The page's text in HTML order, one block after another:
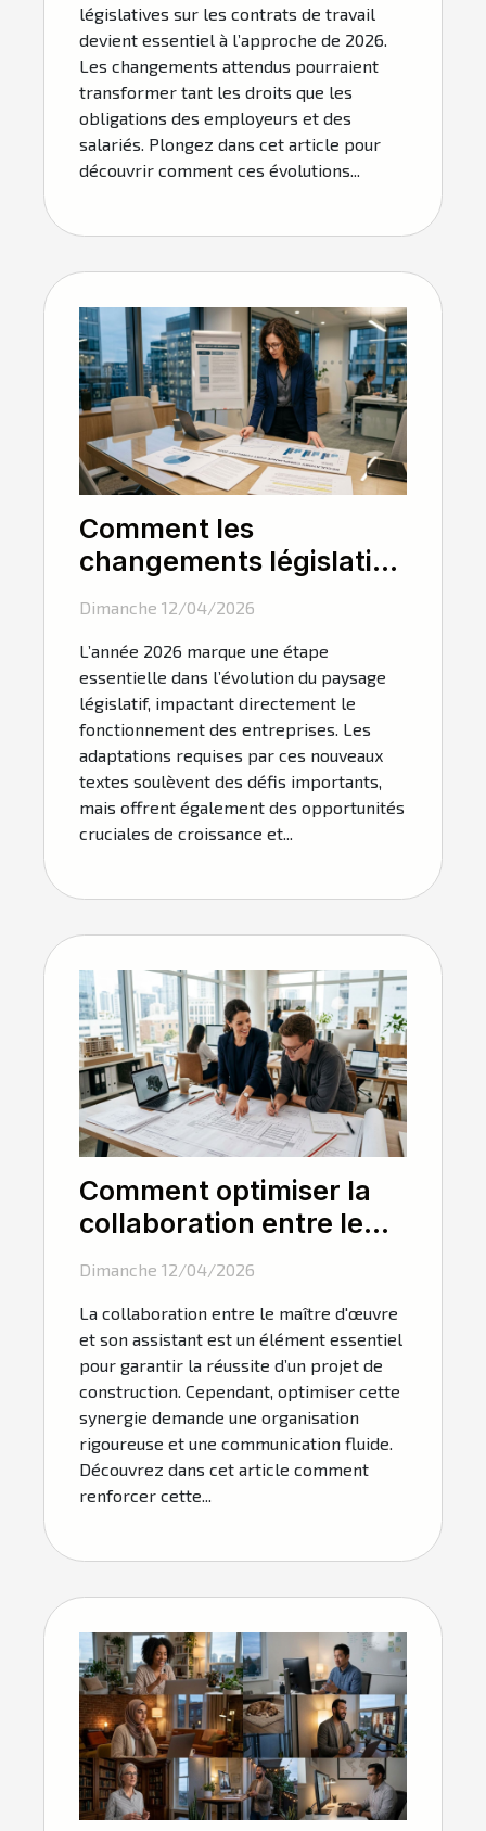
législatives sur les contrats de travail
devient essentiel à l’approche de 2026.
Les changements attendus pourraient
transformer tant les droits que les
obligations des employeurs et des
salariés. Plongez dans cet article pour
découvrir comment ces évolutions...
Comment les
changements législatifs
les entreprises ?
Dimanche 12/04/2026
L’année 2026 marque une étape
essentielle dans l’évolution du paysage
législatif, impactant directement le
fonctionnement des entreprises. Les
adaptations requises par ces nouveaux
textes soulèvent des défis importants,
mais offrent également des opportunités
cruciales de croissance et...
Comment optimiser la
collaboration entre le
maître d'œuvre et son
assistant ?
Dimanche 12/04/2026
La collaboration entre le maître d'œuvre
et son assistant est un élément essentiel
pour garantir la réussite d’un projet de
construction. Cependant, optimiser cette
synergie demande une organisation
rigoureuse et une communication fluide.
Découvrez dans cet article comment
renforcer cette...